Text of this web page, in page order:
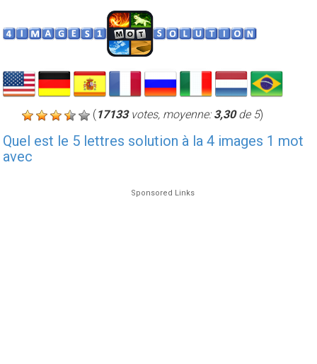
(17133votes, moyenne:3,30de 5)
Quel est le 5 lettres solution à la 4 images 1 mot
avec
Sponsored Links